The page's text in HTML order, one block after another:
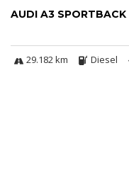
AUDI A3 SPORTBACK
29.182 km Diesel